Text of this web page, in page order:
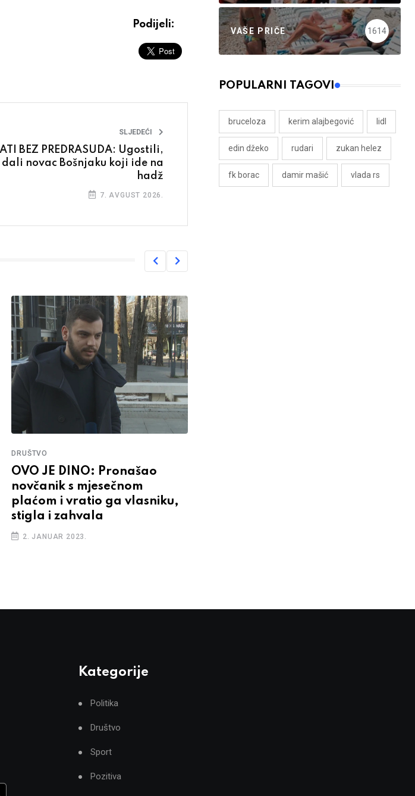
Podijeli:
SLJEDEĆI
BEZ PREDRASUDA: Ugostili,
novac Bošnjaku koji ide na
hadž
7. AVGUST 2026.
DRUŠTVO
OVO JE DINO: Pronašao
novčanik s mjesečnom
plaćom i vratio ga vlasniku,
stigla i zahvala
2. JANUAR 2023.
VAŠE PRIČE 1614
POPULARNI TAGOVI
bruceloza kerim alajbegović lidl
edin džeko rudari zukan helez
fk borac damir mašić vlada rs
Kategorije
Politika
Društvo
Sport
Pozitiva